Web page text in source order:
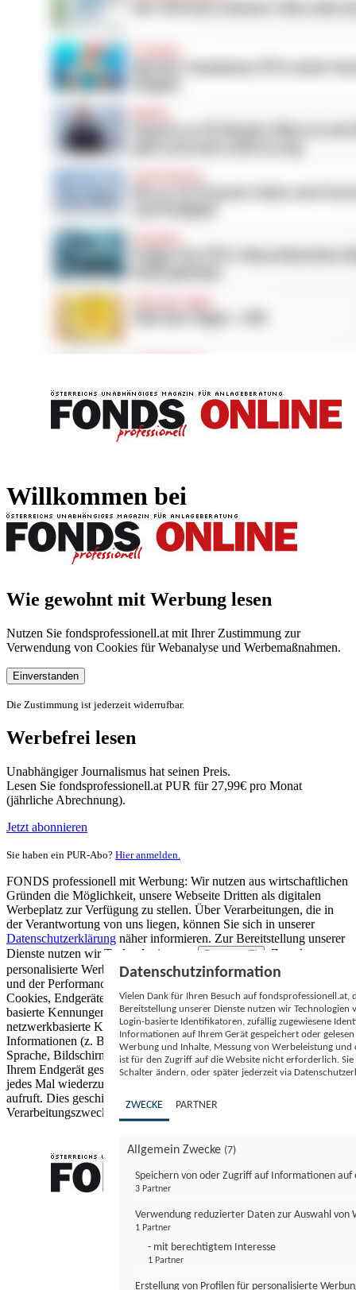
Willkommen bei
Wie gewohnt mit Werbung lesen
Nutzen Sie fondsprofessionell.at mit Ihrer Zustimmung zur
Verwendung von Cookies für Webanalyse und Werbemaßnahmen.
Einverstanden
Die Zustimmung ist jederzeit widerrufbar.
Werbefrei lesen
Unabhängiger Journalismus hat seinen Preis.
Lesen Sie fondsprofessionell.at PUR für 27,99€ pro Monat
(jährliche Abrechnung).
Jetzt abonnieren
Sie haben ein PUR-Abo? Hier anmelden.
FONDS professionell mit Werbung: Wir nutzen aus wirtschaftlichen
Gründen die Möglichkeit, unsere Webseite Dritten als digitalen
Werbeplatz zur Verfügung zu stellen. Über Verarbeitungen, die in
der Verantwortung von uns liegen, können Sie sich in unserer
Datenschutzerklärung näher informieren. Zur Bereitstellung unserer
Dienste nutzen wir Technologien von
Partnern (5)
. Zwecke:
personalisierte Werbung und Inhalte, Messung von Werbeleistung
und der Performance von Inhalten sowie Zielgruppenforschung.
Cookies, Endgeräte- oder ähnliche Online-Kennungen (z. B. login-
basierte Kennungen, zufällig generierte Kennungen,
netzwerkbasierte Kennungen) können zusammen mit anderen
Informationen (z. B. Browsertyp und Browserinformationen,
Sprache, Bildschirmgröße, unterstützte Technologien usw.) auf
Ihrem Endgerät gespeichert oder von dort ausgelesen werden, um es
jedes Mal wiederzuerkennen, wenn es eine App oder einer Webseite
aufruft. Dies geschieht für einen oder mehrere der hier aufgeführten
Verarbeitungszwecke.
Datenschutzinformation
Vielen Dank für Ihren Besuch auf
Bereitstellung unserer Dienste nutzen wir Technologien
Login-basierte Identifikatoren, zufällig zugewiesene
Informationen auf Ihrem Gerät gespeichert oder
Werbung und Inhalte, Messung von Werbeleistung
ist für den Zugriff auf die Website nicht erforderlich.
Schalter ändern, oder später jederzeit via
ZWECKE PARTNER
Allgemein Zwecke (7)
Speichern von oder Zugriff auf Informationen auf
3 Partner
Verwendung reduzierter Daten zur Auswahl von
1 Partner
- mit berechtigtem Interesse
1 Partner
Erstellung von Profilen für personalisierte
FONDS professionell